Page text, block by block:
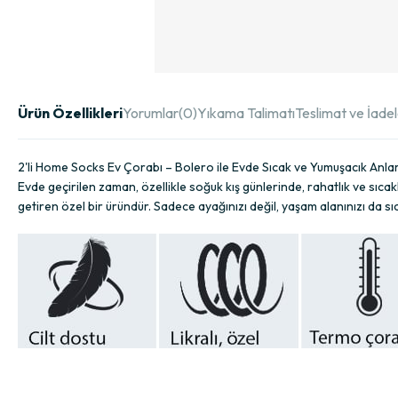
Ürün ÖzellikleriYorumlar(0)Yıkama TalimatıTeslimat ve
2'li Home Socks Ev Çorabı – Bolero ile Evde Sıcak ve Yumuşacık
Evde geçirilen zaman, özellikle soğuk kış günlerinde, rahatlık ve
getiren özel bir üründür. Sadece ayağınızı değil, yaşam alanınızı da